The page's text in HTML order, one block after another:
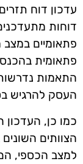
עדכון דוח
דוחות
פתאומיים
פתאומית
התאמות
העסק להרגיש
כמו כן,
הצוותים
למצב הכספי,